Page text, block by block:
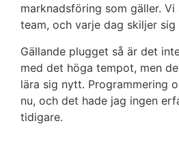
marknadsföring som gäller.
team, och varje dag skiljer
Gällande plugget så är det
med det höga tempot, men
lära sig nytt. Programmering
nu, och det hade jag ingen
tidigare.